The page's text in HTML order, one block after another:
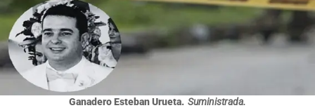
Ganadero Esteban Urueta. Suministrada.